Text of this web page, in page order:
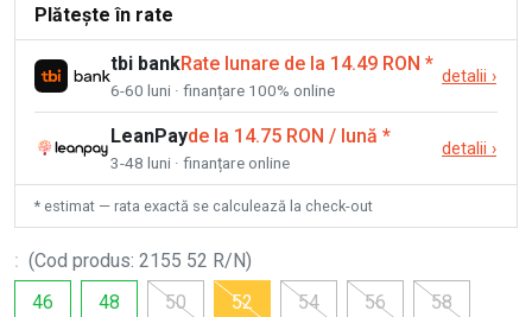
Plătește în rate
tbi bankRate lunare de la 14.49 RON *
6-60 luni · finanțare 100% online
detalii ›
LeanPayde la 14.75 RON / lună *
3-48 luni · finanțare online
detalii ›
* estimat — rata exactă se calculează la check-out
: (Cod produs: 2155 52 R/N)
46
48 50 52 54 56 58